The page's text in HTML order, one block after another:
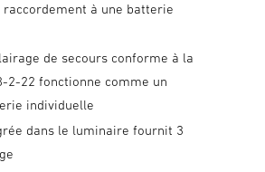
raccordement à une batterie
de secours conforme à la
2-22 fonctionne comme un
individuelle
dans le luminaire fournit 3